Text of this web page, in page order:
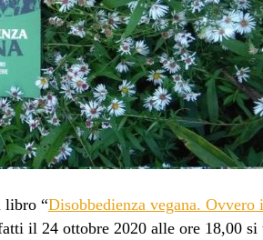
libro “Disobbedienza vegana. Ovvero
il 24 ottobre 2020 alle ore 18,00 si